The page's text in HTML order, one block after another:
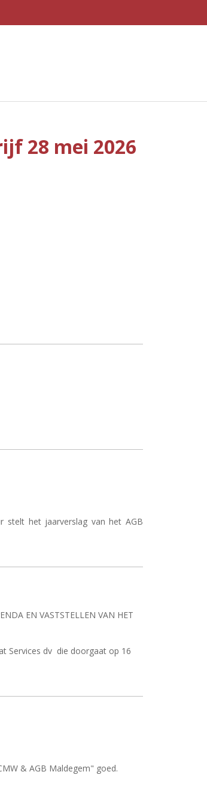
28 mei 2026
stelt het jaarverslag van het AGB
EN VASTSTELLEN VAN HET
Services dv die doorgaat op 16
& AGB Maldegem" goed.